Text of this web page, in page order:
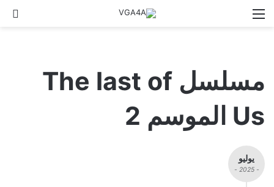
القائمة
مسلسل The last of
Us الموسم 2
يوليو
- 2025 -